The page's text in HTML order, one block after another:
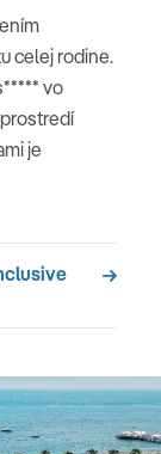
celej rodine.
vo
je